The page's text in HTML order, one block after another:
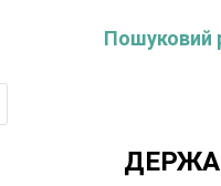
Пошуковий